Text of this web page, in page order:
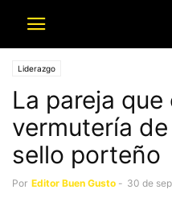
Liderazgo
La pareja
vermutería
sello porteño
Por Editor Buen Gusto - 30 de